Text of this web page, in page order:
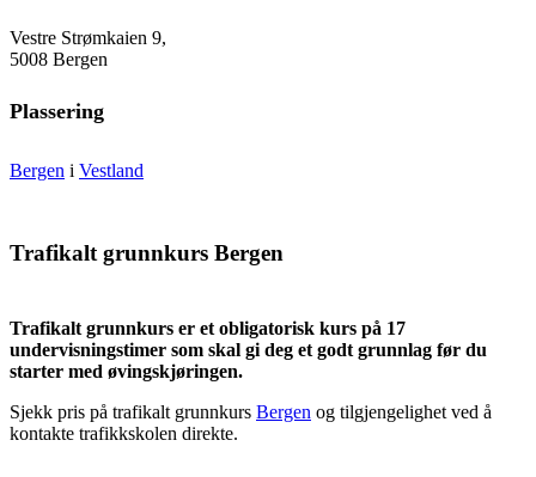
Vestre Strømkaien 9,
5008 Bergen
Plassering
Bergen i Vestland
Trafikalt grunnkurs Bergen
Trafikalt grunnkurs er et obligatorisk kurs på 17
undervisningstimer som skal gi deg et godt grunnlag før du
starter med øvingskjøringen.
Sjekk pris på trafikalt grunnkurs Bergen og tilgjengelighet ved å
kontakte trafikkskolen direkte.